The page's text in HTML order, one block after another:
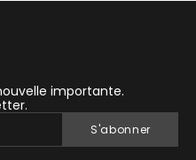
importante.
S'abonner